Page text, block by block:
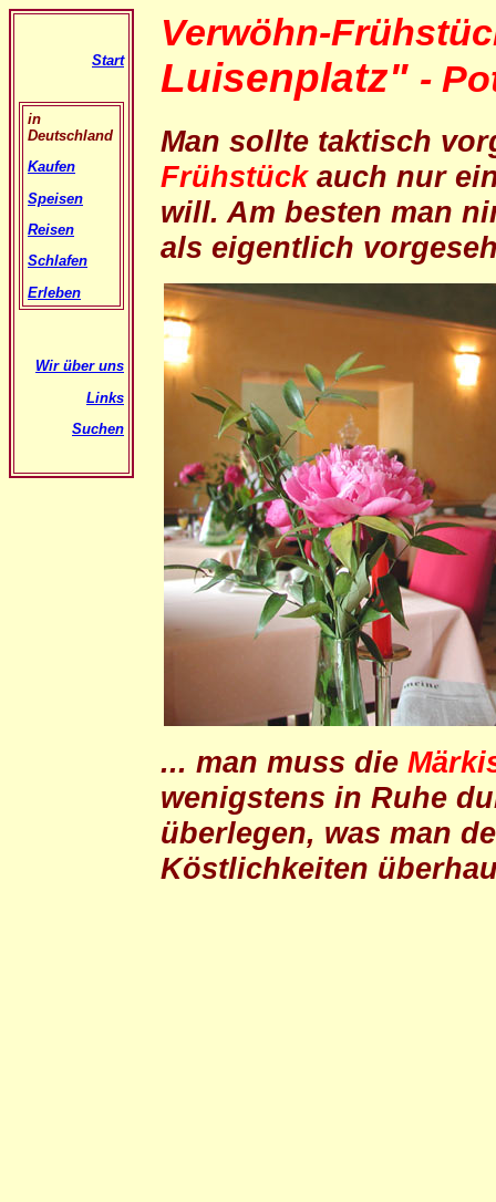
Start
in
Deutschland
Kaufen
Speisen
Reisen
Schlafen
Erleben
Wir über uns
Links
Suchen
Verwöhn-
Luisenplatz" -
Man sollte taktisch
Frühstückauch nur
will. Am besten man
als eigentlich
... man muss die
wenigstens in Ruhe
überlegen, was man
Köstlichkeiten